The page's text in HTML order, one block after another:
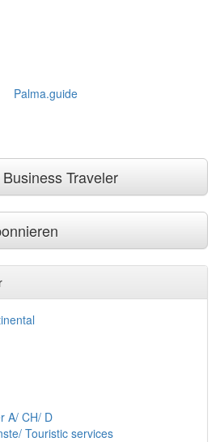
Traveler
A/ CH/ D
Touristic services